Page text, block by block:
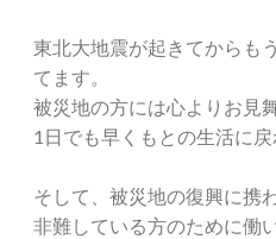
東北大地震が起きてからも
てます。
被災地の方には心よりお見
1日でも早くもとの生活に戻
そして、被災地の復興に携
非難している方のために働